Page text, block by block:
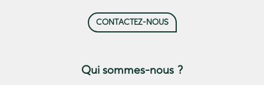
CONTACTEZ-NOUS
Qui sommes-nous ?